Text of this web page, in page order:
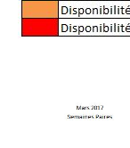
Les horaires